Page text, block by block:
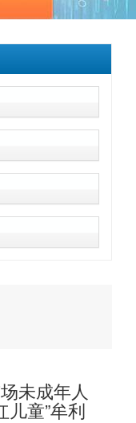
未成年人
儿童”牟利